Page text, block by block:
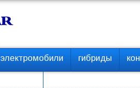
электромобили гибриды